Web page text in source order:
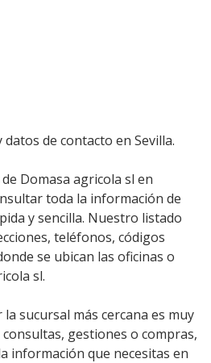
de contacto en Sevilla.
Domasa agricola sl en
toda la información de
y sencilla. Nuestro listado
teléfonos, códigos
se ubican las oficinas o
sl.
sucursal más cercana es muy
consultas, gestiones o compras,
información que necesitas en